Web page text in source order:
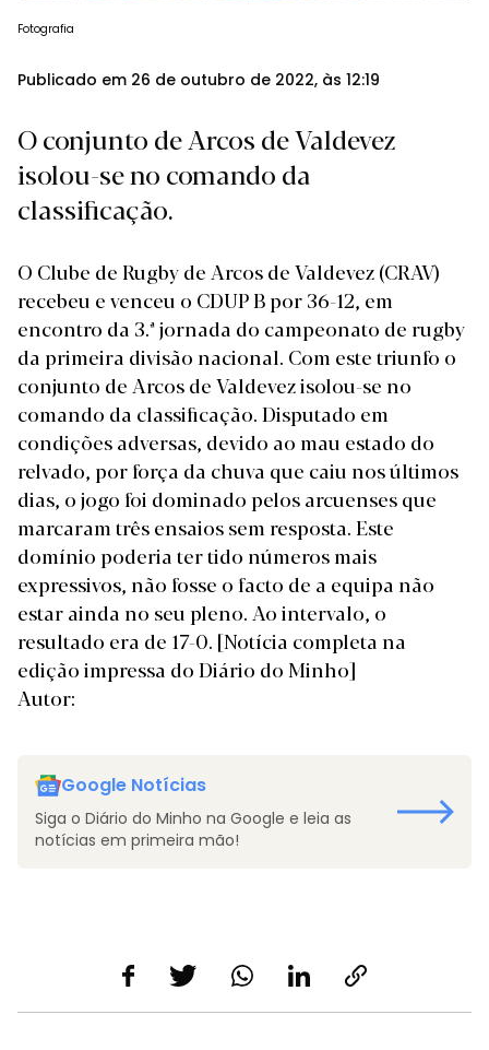
Fotografia
Publicado em 26 de outubro de 2022, às 12:19
O conjunto de Arcos de Valdevez
isolou-se no comando da
classificação.
O Clube de Rugby de Arcos de Valdevez (CRAV)
recebeu e venceu o CDUP B por 36-12, em
encontro da 3.ª jornada do campeonato de rugby
da primeira divisão nacional. Com este triunfo o
conjunto de Arcos de Valdevez isolou-se no
comando da classificação. Disputado em
condições adversas, devido ao mau estado do
relvado, por força da chuva que caiu nos últimos
dias, o jogo foi dominado pelos arcuenses que
marcaram três ensaios sem resposta. Este
domínio poderia ter tido números mais
expressivos, não fosse o facto de a equipa não
estar ainda no seu pleno. Ao intervalo, o
resultado era de 17-0. [Notícia completa na
edição impressa do Diário do Minho]
Autor:
Google Notícias
Siga o Diário do Minho na Google e leia as
notícias em primeira mão!